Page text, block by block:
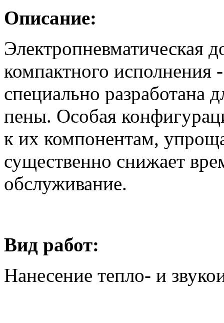
Описание:
Электропневматическая
компактного исполнения
специально разработана
пены. Особая
к их компонентам,
существенно снижает
обслуживание.
Вид работ:
Нанесение тепло- и